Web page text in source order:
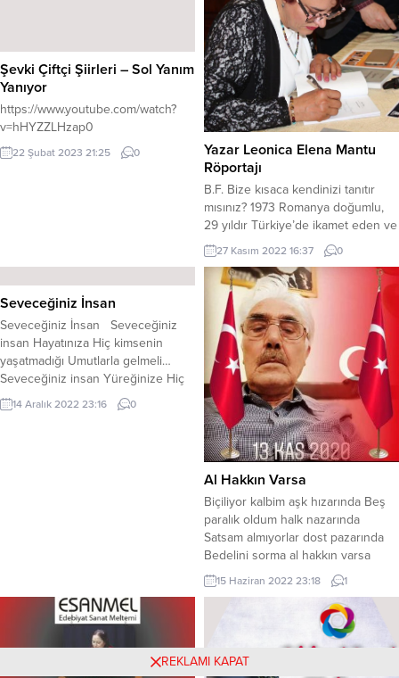
Şevki Çiftçi Şiirleri – Sol Yanım
Yanıyor
https://www.youtube.com/watch?
v=hHYZZLHzap0
22 Şubat 2023 21:25 0
Yazar Leonica Elena Mantu
Röportajı
B.F. Bize kısaca kendinizi tanıtır
mısınız? 1973 Romanya doğumlu,
29 yıldır Türkiye’de ikamet eden ve
iki çocuk annesi bir kadınım. B.F.
Yazmaya nasıl başladığınızdan ve
ne kadar zamandır yazdığınızdan
bahseder misiniz biraz? Yazmaya
2018 yılında başladım. Yazmaya
başkalarına örnek olmak ve böyle
hayatların olduğunu okuyucularıma
gösterme amacıyla başladım. B.F.
Yayınladığınız...
27 Kasım 2022 16:37 0
Seveceğiniz İnsan
Seveceğiniz İnsan Seveceğiniz
insan Hayatınıza Hiç kimsenin
yaşatmadığı Umutlarla gelmeli…
Seveceğiniz insan Yüreğinize Hiç
yaşamadığınız Sıcaklıkla gelmeli…
Sevgi Hiç düşünmeden El
14 Aralık 2022 23:16 0
Al Hakkın Varsa
Biçiliyor kalbim aşk hızarında Beş
paralık oldum halk nazarında
Satsam almıyorlar dost pazarında
Bedelini sorma al hakkın varsa
Ayrılık hançerin bağrıma çaktın
Seviyorum diye söz etme sakın
Dedim ödeyeyim geçtiyse hakkın
Var diye haykırma al hakkın varsa
Ben sevdim seninki sahteymiş
meğer Seven sevgisine karşılık
15 Haziran 2022 23:18 1
REKLAMI KAPAT